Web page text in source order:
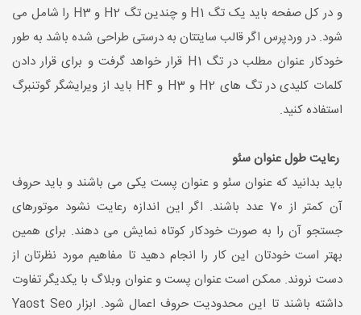
و در کل صفحه باید یک تگ H1 و چندین تگ H2 و H3 را شامل می
شود. در وردپرس اگر قالب سایتتان به درستی طراحی شده باشد به طور
خودکار عنوان مطلب در تگ H1 قرار خواهد گرفت و برای قرار دادن
کلمات کلیدی در تگ های H2 و H3 و H4 باید از ویرایشگر گوتنبرگ
استفاده کنید.
رعایت طول عنوان سئو
باید بدانید که عنوان سئو و عنوان پست یکی می باشند و باید حروف
آن کمتر از 70 عدد باشند. اگر این اندازه رعایت نشود موتورهای
جستجو آن را به صورت خودکار کوتاه نمایش می دهند. برای همین
بهتر است خودتان این کار را انجام دهید تا مفاهیم مورد نظرتان از
دست نروند. ممکن است عنوان پست و عنوان وبلاگ با یکدیگر تفاوت
داشته باشند تا این محدودیت حروف اعمال شود. ابزار Yaost Seo